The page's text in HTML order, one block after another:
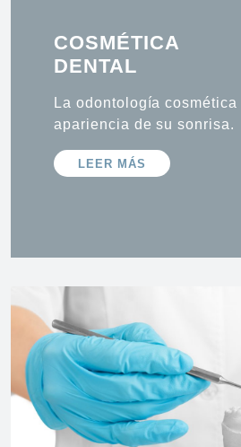
COSMÉTICA
DENTAL
La odontología
apariencia de su sonrisa.
LEER MÁS